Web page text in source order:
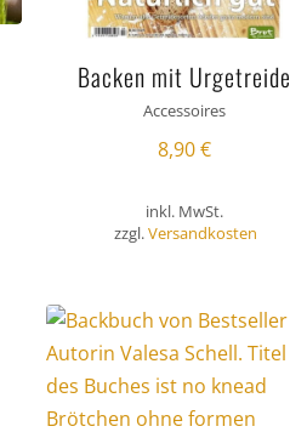
Backen mit Urgetreide
Accessoires
8,90€
inkl. MwSt.
zzgl.Versandkosten